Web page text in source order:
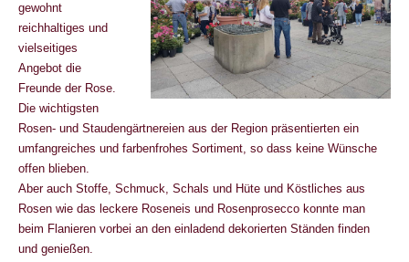
gewohnt
reichhaltiges und
vielseitiges
Angebot die
Freunde der Rose.
Die wichtigsten
Rosen- und Staudengärtnereien aus der Region präsentierten ein
umfangreiches und farbenfrohes Sortiment, so dass keine Wünsche
offen blieben.
Aber auch Stoffe, Schmuck, Schals und Hüte und Köstliches aus
Rosen wie das leckere Roseneis und Rosenprosecco konnte man
beim Flanieren vorbei an den einladend dekorierten Ständen finden
und genießen.